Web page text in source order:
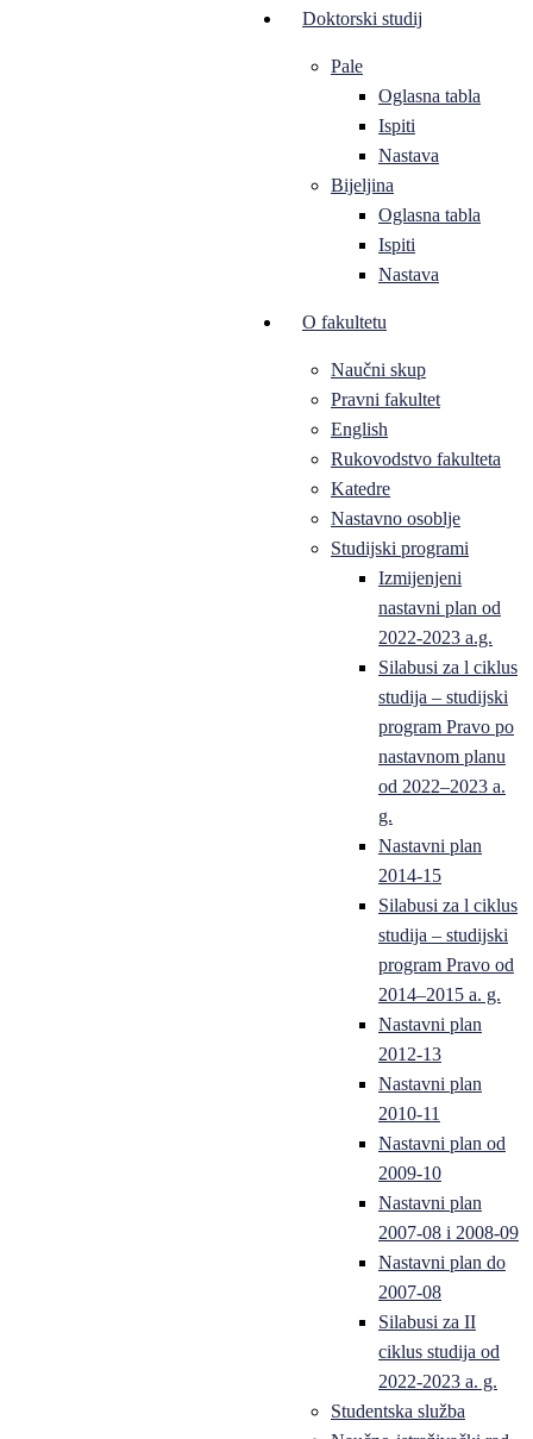
Doktorski studij
Pale
Oglasna tabla
Ispiti
Nastava
Bijeljina
Oglasna tabla
Ispiti
Nastava
O fakultetu
Naučni skup
Pravni fakultet
English
Rukovodstvo fakulteta
Katedre
Nastavno osoblje
Studijski programi
Izmijenjeni
nastavni plan od
2022-2023 a.g.
Silabusi za l ciklus
studija – studijski
program Pravo po
nastavnom planu
od 2022–2023 a.
g.
Nastavni plan
2014-15
Silabusi za l ciklus
studija – studijski
program Pravo od
2014–2015 a. g.
Nastavni plan
2012-13
Nastavni plan
2010-11
Nastavni plan od
2009-10
Nastavni plan
2007-08 i 2008-09
Nastavni plan do
2007-08
Silabusi za II
ciklus studija od
2022-2023 a. g.
Studentska služba